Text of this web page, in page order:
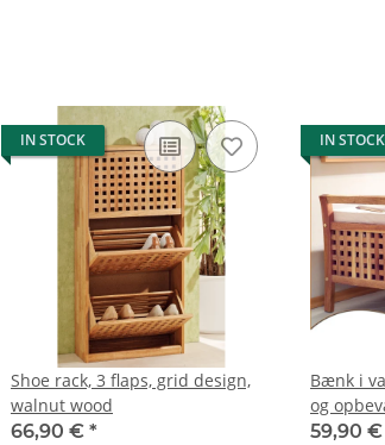
IN STOCK
Shoe rack, 3 flaps, grid design,
walnut wood
66,90 € *
IN STOCK
Bænk i
og
59,90 €